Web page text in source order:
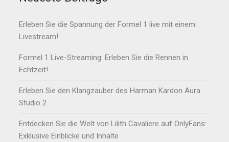
Erleben Sie die Spannung der Formel 1 live mit einem
Livestream!
Formel 1 Live-Streaming: Erleben Sie die Rennen in
Echtzeit!
Erleben Sie den Klangzauber des Harman Kardon Aura
Studio 2
Entdecken Sie die Welt von Lilith Cavaliere auf OnlyFans:
Exklusive Einblicke und Inhalte